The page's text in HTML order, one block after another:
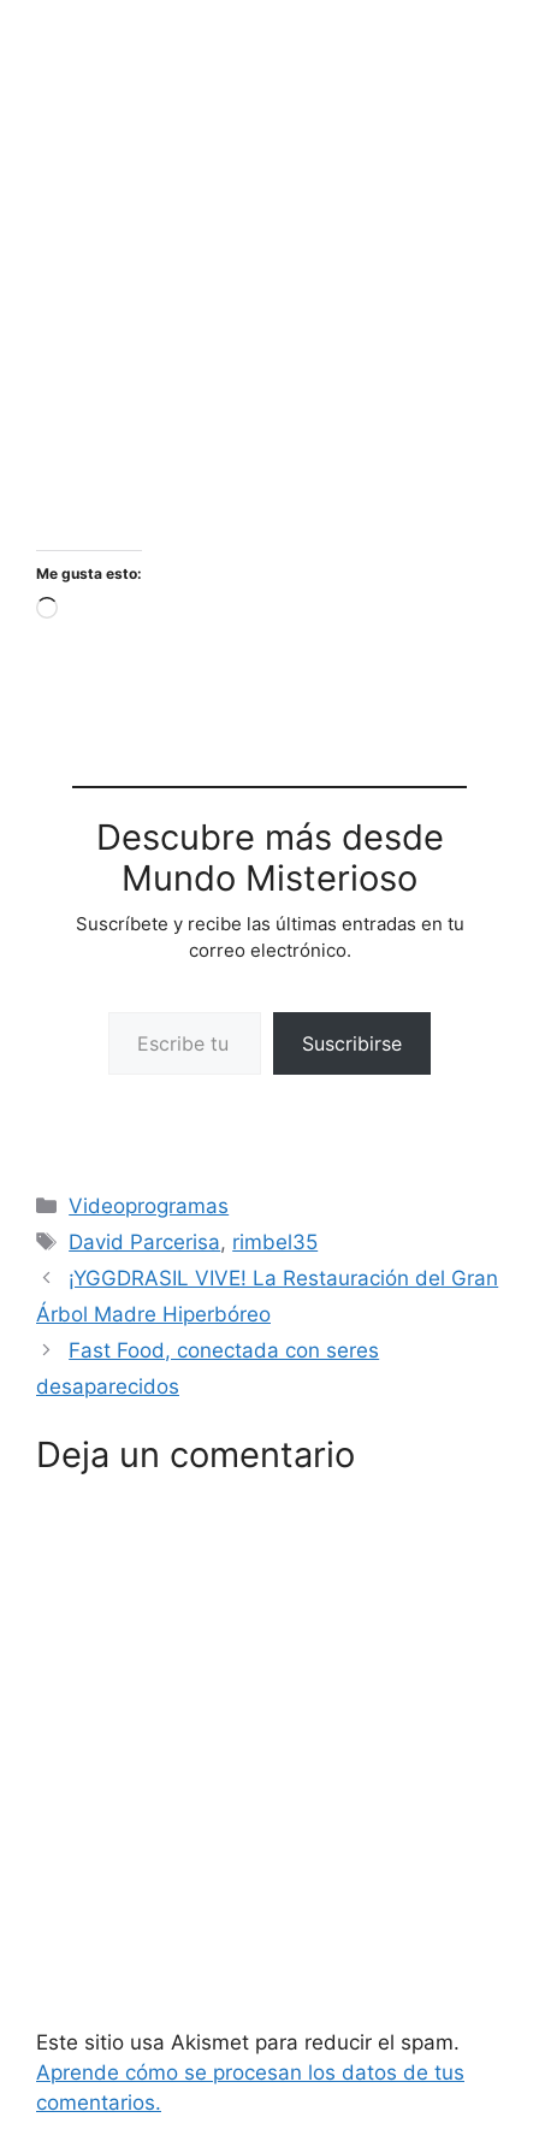
Me gusta esto:
Cargando...
Descubre más desde
Mundo Misterioso
Suscríbete y recibe las últimas entradas en tu
correo electrónico.
Suscribirse
Categorías
Videoprogramas
Etiquetas
David Parcerisa, rimbel35
¡YGGDRASIL VIVE! La Restauración del Gran
Árbol Madre Hiperbóreo
Fast Food, conectada con seres
desaparecidos
Deja un comentario
Este sitio usa Akismet para reducir el spam.
Aprende cómo se procesan los datos de tus
comentarios.